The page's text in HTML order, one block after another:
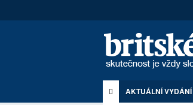
AKTUÁLNÍ VYDÁNÍ